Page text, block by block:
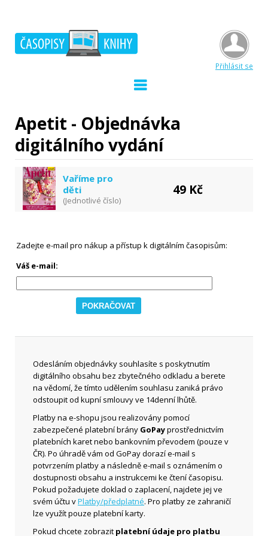
Přihlásit se
Apetit - Objednávka
digitálního vydání
Vaříme pro
děti
(Jednotlivé číslo)
49 Kč
Zadejte e-mail pro nákup a přístup k digitálním časopisům:
Váš e-mail:
Odesláním objednávky souhlasíte s poskytnutím
digitálního obsahu bez zbytečného odkladu a berete
na vědomí, že tímto udělením souhlasu zaniká právo
odstoupit od kupní smlouvy ve 14denní lhůtě.
Platby na e-shopu jsou realizovány pomocí
zabezpečené platební brány GoPayprostřednictvím
platebních karet nebo bankovním převodem (pouze v
ČR). Po úhradě vám od GoPay dorazí e-mail s
potvrzením platby a následně e-mail s oznámením o
dostupnosti obsahu a instrukcemi ke čtení časopisu.
Pokud požadujete doklad o zaplacení, najdete jej ve
svém účtu vPlatby/předplatné. Pro platby ze zahraničí
lze využít pouze platební karty.
Pokud chcete zobrazit platební údaje pro platbu